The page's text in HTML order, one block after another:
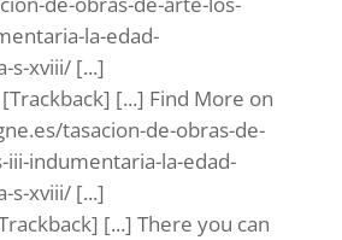
la-edad-
s-xviii/ [...]
[...] Find More on
tasacion-de-obras-de-
indumentaria-la-edad-
s-xviii/ [...]
[...] There you can